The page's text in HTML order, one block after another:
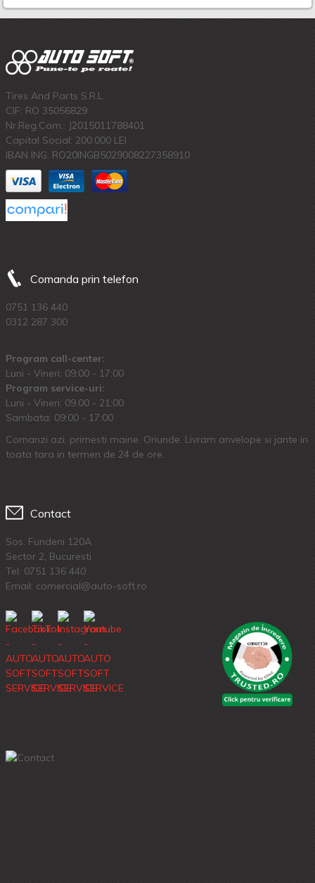
Tires And Parts S.R.L.
CIF: RO 35056829
Nr.Reg.Com.: J2015011788401
Capital Social: 200.000 LEI
IBAN ING: RO20INGB5029008227358910
Comanda prin telefon
0751 136 440
0312 287 300
Program call-center:
Luni - Vineri: 09:00 - 17:00
Program service-uri:
Luni - Vineri: 09.00 - 21:00
Sambata: 09:00 - 17:00
Comanzi azi, primesti maine. Oriunde. Livram anvelope si jante in
toata tara in termen de 24 de ore.
Contact
Sos. Fundeni 120A
Sector 2, Bucuresti
Tel: 0751 136 440
Email: comercial@auto-soft.ro